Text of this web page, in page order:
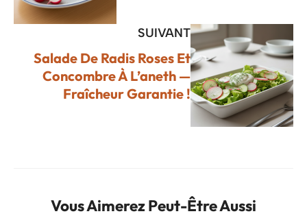
SUIVANT
Salade De Radis Roses Et
Concombre À L’aneth —
Fraîcheur Garantie !
Vous Aimerez Peut-Être Aussi